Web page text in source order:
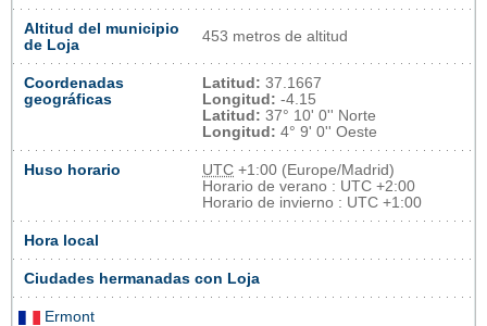
Altitud del municipio
de Loja
453 metros de altitud
Coordenadas
geográficas
Latitud: 37.1667
Longitud: -4.15
Latitud: 37° 10' 0'' Norte
Longitud: 4° 9' 0'' Oeste
Huso horario UTC +1:00 (Europe/Madrid)
Horario de verano : UTC +2:00
Horario de invierno : UTC +1:00
Hora local
Ciudades hermanadas con Loja
Ermont